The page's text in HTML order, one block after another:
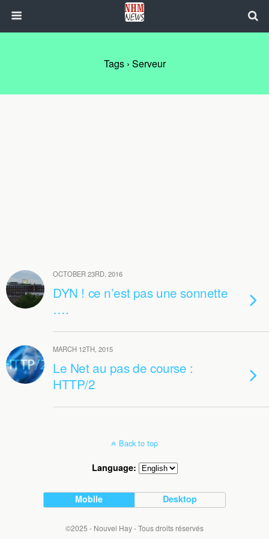
Tags › Serveur
OCTOBER 23RD, 2016
DYN ! ce n’est pas une sonnette
….
MARCH 12TH, 2015
Le Net au pas de course :
HTTP/2
Back to top
Language:
Mobile Desktop
©2025 - Nouvel Hay - Tous droits réservés